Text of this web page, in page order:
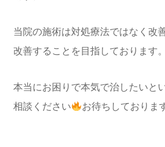
当院の施術は対処療法ではなく改
改善することを目指しております。
本当にお困りで本気で治したいと
相談ください
お待ちしておりま